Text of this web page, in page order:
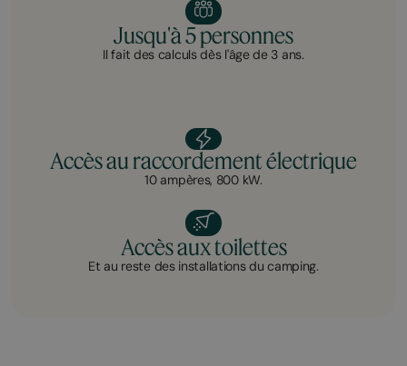
Jusqu'à 5 personnes
Il fait des calculs dès l'âge de 3 ans.
Accès au raccordement électrique
10 ampères, 800 kW.
Accès aux toilettes
Et au reste des installations du camping.